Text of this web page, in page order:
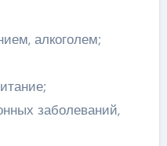
алкоголем;
заболеваний,